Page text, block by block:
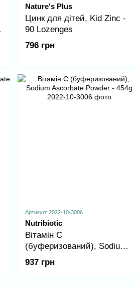
Nature's Plus
Цинк для дітей, Kid Zinc -
90 Lozenges
796 грн
Артикул: 2022-10-3006
Nutribiotic
Вітамін C
(буферизований), Sodium
Ascorbate Powder - 454g
937 грн